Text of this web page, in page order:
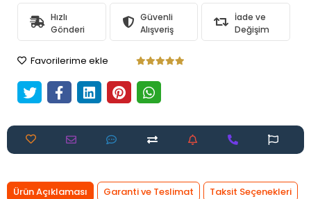
Hızlı
Gönderi
Güvenli
Alışveriş
İade ve
Değişim
Favorilerime ekle
Ürün Açıklaması Garanti ve Teslimat
Taksit Seçenekleri